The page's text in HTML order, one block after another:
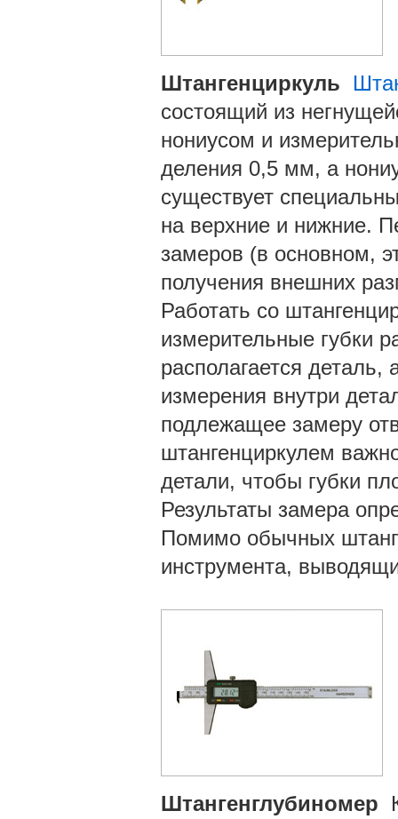
Штангенциркуль
состоящий из
нониусом и
деления 0,5 мм, а
существует
на верхние и нижние.
замеров (в основном,
получения внешних
Работать со
измерительные губки
располагается деталь,
измерения внутри
подлежащее замеру
штангенциркулем
детали, чтобы губки
Результаты замера
Помимо обычных
инструмента,
Штангенглубиномер